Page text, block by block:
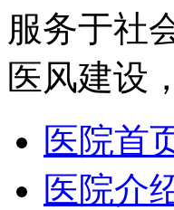
服务于社
医风建设
医院首
医院介